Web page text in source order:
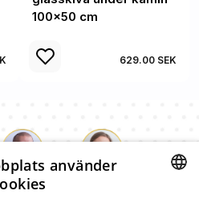
100x50 cm
629.00 SEK
Luke
använder